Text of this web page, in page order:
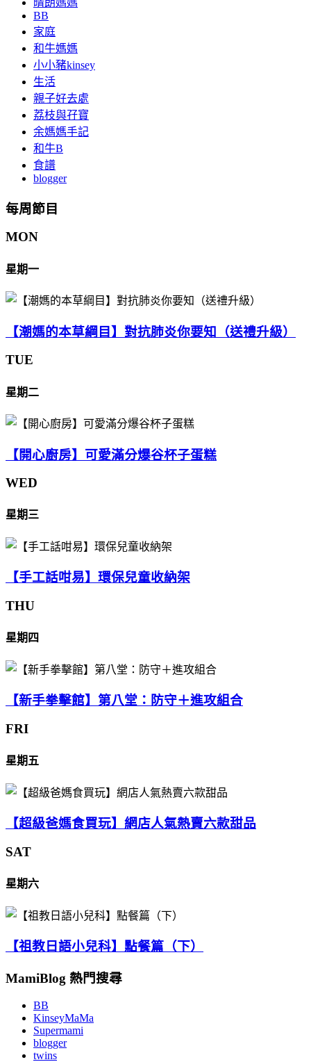
BB
家庭
和牛媽媽
小小豬kinsey
生活
親子好去處
荔枝與孖寶
余媽媽手記
和牛B
食譜
blogger
每周節目
MON
星期一
【潮媽的本草綱目】對抗肺炎你要知（送禮升級）
TUE
星期二
【開心廚房】可愛滿分爆谷杯子蛋糕
WED
星期三
【手工話咁易】環保兒童收納架
THU
星期四
【新手拳擊館】第八堂：防守＋進攻組合
FRI
星期五
【超級爸媽食買玩】網店人氣熱賣六款甜品
SAT
星期六
【祖教日語小兒科】點餐篇（下）
MamiBlog 熱門搜尋
BB
KinseyMaMa
Supermami
blogger
twins